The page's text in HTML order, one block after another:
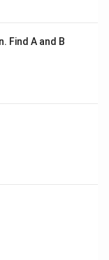
no una
el
Find A and B